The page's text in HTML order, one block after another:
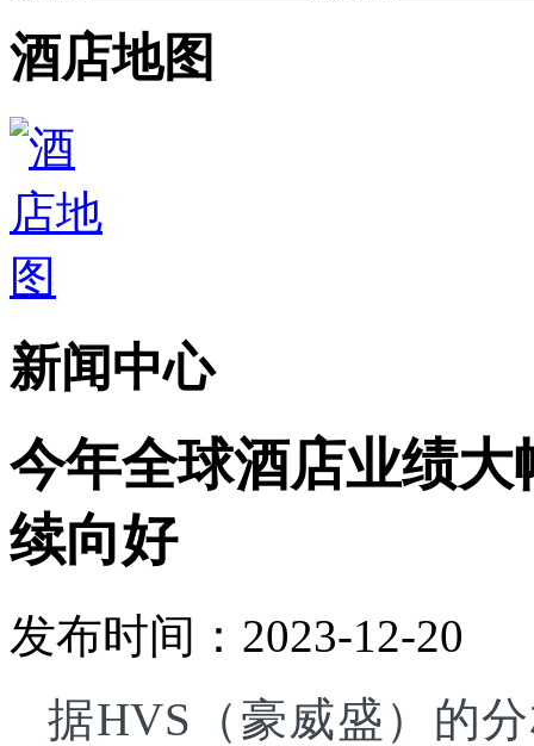
酒店地图
新闻中心
今年全球酒店业绩大
续向好
发布时间：2023-12-20
据HVS（豪威盛）的